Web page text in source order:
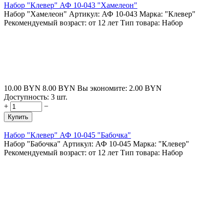
Набор "Клевер" АФ 10-043 "Хамелеон"
Набор "Хамелеон" Артикул: АФ 10-043 Марка: "Клевер"
Рекомендуемый возраст: от 12 лет Тип товара: Набор
10.00 BYN 8.00 BYN Вы экономите: 2.00 BYN
Доступность: 3 шт.
+
−
Купить
Набор "Клевер" АФ 10-045 "Бабочка"
Набор "Бабочка" Артикул: АФ 10-045 Марка: "Клевер"
Рекомендуемый возраст: от 12 лет Тип товара: Набор